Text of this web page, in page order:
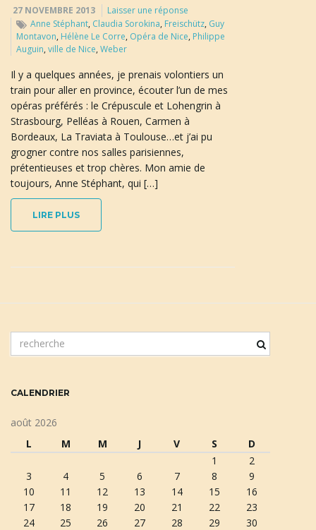
n
27 NOVEMBRE 2013
Laisser une réponse
Anne Stéphant, Claudia Sorokina, Freischütz, Guy
Montavon, Hélène Le Corre, Opéra de Nice, Philippe
Auguin,ville de Nice,Weber
Il y a quelques années, je prenais volontiers un
train pour aller en province, écouter l’un de mes
opéras préférés : le Crépuscule et Lohengrin à
Strasbourg, Pelléas à Rouen, Carmen à
Bordeaux, La Traviata à Toulouse…et j’ai pu
grogner contre nos salles parisiennes,
prétentieuses et trop chères. Mon amie de
toujours, Anne Stéphant, qui […]
LIRE PLUS
o
CALENDRIER
août 2026
L
M M J V S D
1
2
3
4 5 6 7 8
9
10
11 12 13 14 15
16
17
18 19 20 21 22
23
24
25 26 27 28 29
30